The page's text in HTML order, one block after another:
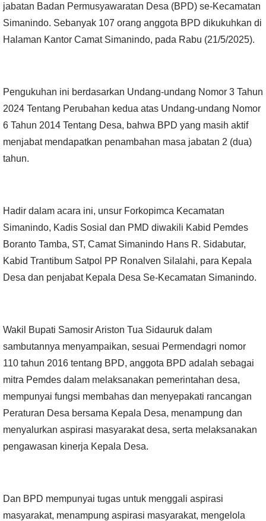
jabatan Badan Permusyawaratan Desa (BPD) se-Kecamatan
Simanindo. Sebanyak 107 orang anggota BPD dikukuhkan di
Halaman Kantor Camat Simanindo, pada Rabu (21/5/2025).
Pengukuhan ini berdasarkan Undang-undang Nomor 3 Tahun
2024 Tentang Perubahan kedua atas Undang-undang Nomor
6 Tahun 2014 Tentang Desa, bahwa BPD yang masih aktif
menjabat mendapatkan penambahan masa jabatan 2 (dua)
tahun.
Hadir dalam acara ini, unsur Forkopimca Kecamatan
Simanindo, Kadis Sosial dan PMD diwakili Kabid Pemdes
Boranto Tamba, ST, Camat Simanindo Hans R. Sidabutar,
Kabid Trantibum Satpol PP Ronalven Silalahi, para Kepala
Desa dan penjabat Kepala Desa Se-Kecamatan Simanindo.
Wakil Bupati Samosir Ariston Tua Sidauruk dalam
sambutannya menyampaikan, sesuai Permendagri nomor
110 tahun 2016 tentang BPD, anggota BPD adalah sebagai
mitra Pemdes dalam melaksanakan pemerintahan desa,
mempunyai fungsi membahas dan menyepakati rancangan
Peraturan Desa bersama Kepala Desa, menampung dan
menyalurkan aspirasi masyarakat desa, serta melaksanakan
pengawasan kinerja Kepala Desa.
Dan BPD mempunyai tugas untuk menggali aspirasi
masyarakat, menampung aspirasi masyarakat, mengelola